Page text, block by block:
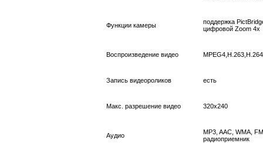
Функции камеры
поддержка
цифровой Zoom 4x
Воспроизведение видео MPEG4,H.263,H.264
Запись видеороликов есть
Макс. разрешение видео 320x240
Аудио
MP3, AAC, WMA,
радиоприемник